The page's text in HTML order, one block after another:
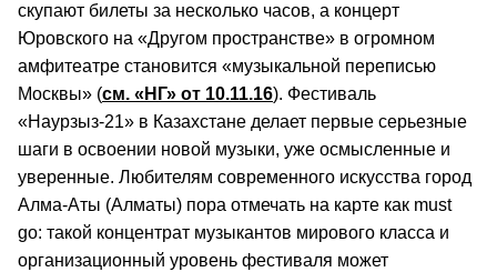
скупают билеты за несколько часов, а концерт
Юровского на «Другом пространстве» в огромном
амфитеатре становится «музыкальной переписью
Москвы» (см. «НГ» от 10.11.16). Фестиваль
«Наурзыз-21» в Казахстане делает первые серьезные
шаги в освоении новой музыки, уже осмысленные и
уверенные. Любителям современного искусства город
Алма-Аты (Алматы) пора отмечать на карте как must
go: такой концентрат музыкантов мирового класса и
организационный уровень фестиваля может